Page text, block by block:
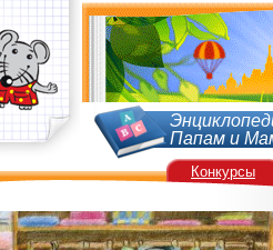
Папам и
Конкурсы